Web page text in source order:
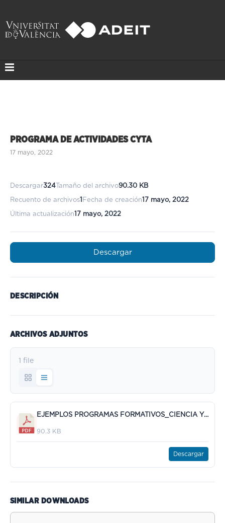
PROGRAMA DE ACTIVIDADES CYTA
17 mayo, 2022
Descargar324 Tamaño del archivo90.30 KB
Recuento de archivos1 Fecha de creación17 mayo, 2022
Última actualización17 mayo, 2022
Descargar
DESCRIPCIÓN
ARCHIVOS ADJUNTOS
1 file
EJEMPLOS PROGRAMAS FORMATIVOS_CIENCIA Y TECNOLOGÍA_C.pdf
90.3 KB
Descargar
SIMILAR DOWNLOADS